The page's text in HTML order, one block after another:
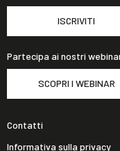
ISCRIVITI
Partecipa ai nostri
SCOPRI I WEBINAR
Contatti
Informativa sulla privacy